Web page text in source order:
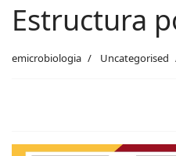
Estructura
emicrobiologia Uncategorised